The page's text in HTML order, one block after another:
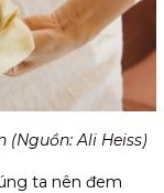
(Nguồn: Ali Heiss)
ta nên đem